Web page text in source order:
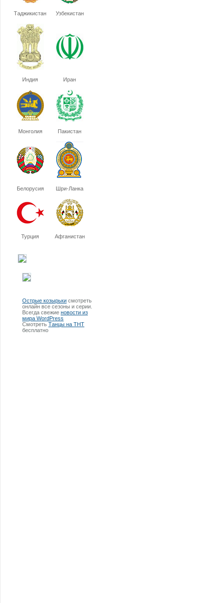
Таджикистан Узбекистан
Индия Иран
Монголия Пакистан
Белорусия Шри-Ланка
Турция Афганистан
Острые козырьки смотреть
онлайн все сезоны и серии.
Всегда свежие новости из
мира WordPress
Смотреть Танцы на ТНТ
бесплатно